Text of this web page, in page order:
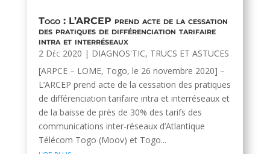
Togo : L’ARCEP prend acte de la cessation
des pratiques de différenciation tarifaire
intra et interréseaux
2 Déc 2020 | DIAGNOS'TIC, TRUCS ET ASTUCES
[ARPCE – LOME, Togo, le 26 novembre 2020] –
L’ARCEP prend acte de la cessation des pratiques
de différenciation tarifaire intra et interréseaux et
de la baisse de près de 30% des tarifs des
communications inter-réseaux d’Atlantique
Télécom Togo (Moov) et Togo...